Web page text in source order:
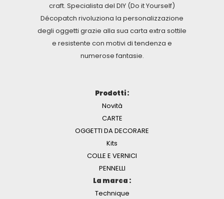
craft. Specialista del DIY (Do it Yourself)
Décopatch rivoluziona la personalizzazione
degli oggetti grazie alla sua carta extra sottile
e resistente con motivi di tendenza e
numerose fantasie.
Prodotti :
Novità
CARTE
OGGETTI DA DECORARE
Kits
COLLE E VERNICI
PENNELLI
La marca :
Technique